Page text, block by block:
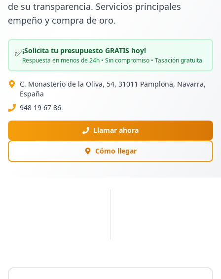
de su transparencia. Servicios principales
empeño y compra de oro.
✅¡Solicita tu presupuesto GRATIS hoy!
Respuesta en menos de 24h • Sin compromiso • Tasación gratuita
C. Monasterio de la Oliva, 54, 31011 Pamplona, Navarra,
España
948 19 67 86
Llamar ahora
Cómo llegar